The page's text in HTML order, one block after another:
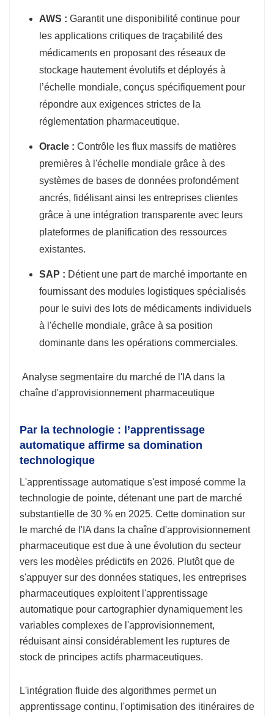
AWS : Garantit une disponibilité continue pour
les applications critiques de traçabilité des
médicaments en proposant des réseaux de
stockage hautement évolutifs et déployés à
l’échelle mondiale, conçus spécifiquement pour
répondre aux exigences strictes de la
réglementation pharmaceutique.
Oracle : Contrôle les flux massifs de matières
premières à l'échelle mondiale grâce à des
systèmes de bases de données profondément
ancrés, fidélisant ainsi les entreprises clientes
grâce à une intégration transparente avec leurs
plateformes de planification des ressources
existantes.
SAP : Détient une part de marché importante en
fournissant des modules logistiques spécialisés
pour le suivi des lots de médicaments individuels
à l'échelle mondiale, grâce à sa position
dominante dans les opérations commerciales.
Analyse segmentaire du marché de l'IA dans la
chaîne d'approvisionnement pharmaceutique
Par la technologie : l’apprentissage
automatique affirme sa domination
technologique
L'apprentissage automatique s'est imposé comme la
technologie de pointe, détenant une part de marché
substantielle de 30 % en 2025. Cette domination sur
le marché de l'IA dans la chaîne d'approvisionnement
pharmaceutique est due à une évolution du secteur
vers les modèles prédictifs en 2026. Plutôt que de
s'appuyer sur des données statiques, les entreprises
pharmaceutiques exploitent l'apprentissage
automatique pour cartographier dynamiquement les
variables complexes de l'approvisionnement,
réduisant ainsi considérablement les ruptures de
stock de principes actifs pharmaceutiques.
L'intégration fluide des algorithmes permet un
apprentissage continu, l'optimisation des itinéraires de